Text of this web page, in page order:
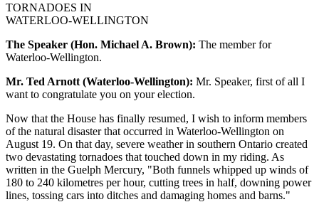
TORNADOES IN
WATERLOO-WELLINGTON
The Speaker (Hon. Michael A. Brown): The member for
Waterloo-Wellington.
Mr. Ted Arnott (Waterloo-Wellington): Mr. Speaker, first of all I
want to congratulate you on your election.
Now that the House has finally resumed, I wish to inform members
of the natural disaster that occurred in Waterloo-Wellington on
August 19. On that day, severe weather in southern Ontario created
two devastating tornadoes that touched down in my riding. As
written in the Guelph Mercury, "Both funnels whipped up winds of
180 to 240 kilometres per hour, cutting trees in half, downing power
lines, tossing cars into ditches and damaging homes and barns."